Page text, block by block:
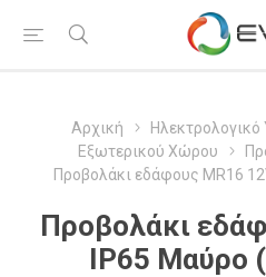
Αρχική Ηλεκτρολογικό
Εξωτερικού Χώρου
Προβολάκι εδάφους MR16
Προβολάκι
IP65 Μαύρο